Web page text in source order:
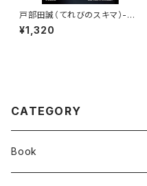
戸部田誠（てれびのスキマ）-
『フェイクドキュメンタリーの時
代 ：テレビの愉快犯たち』
¥1,320
CATEGORY
Book